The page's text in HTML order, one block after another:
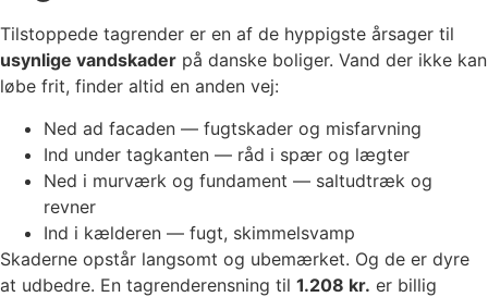
Tilstoppede tagrender er en af de hyppigste årsager til
usynlige vandskader på danske boliger. Vand der ikke kan
løbe frit, finder altid en anden vej:
Ned ad facaden — fugtskader og misfarvning
Ind under tagkanten — råd i spær og lægter
Ned i murværk og fundament — saltudtræk og
revner
Ind i kælderen — fugt, skimmelsvamp
Skaderne opstår langsomt og ubemærket. Og de er dyre
at udbedre. En tagrenderensning til 1.208 kr. er billig